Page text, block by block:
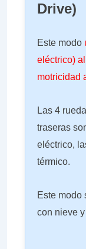
Drive)
Este modo
eléctrico)
motricidad
Las 4
traseras
eléctrico,
térmico.
Este modo
con nieve